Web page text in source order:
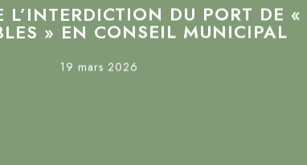
DU PORT DE
» EN CONSEIL MUNICIPAL
19 mars 2026